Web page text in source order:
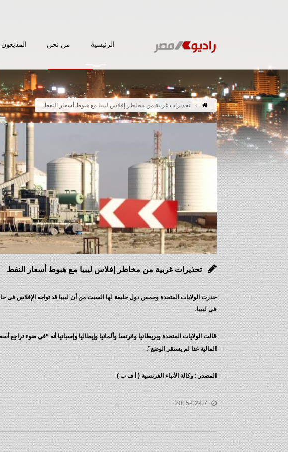
الرئيسية من نحن المذيعون
تحذيرات غربية من مخاطر إفلاس ليبيا مع هبوط أسعار النفط
تحذيرات غربية من مخاطر إفلاس ليبيا مع هبوط أسعار النفط
حذرت الولايات المتحدة وخمس دول حليفة لها السبت من أن ليبيا قد تواجه الإفلاس فى
فى ليبيا،
قالت الولايات المتحدة وبريطانيا وفرنسا وألمانيا وإيطاليا وإسبانيا أنه “فى ضوء
المالية غذا لم يستقر الوضع”.
المصدر : وكالة الأنباء الفرنسية ( أ ف ب )
2015-02-07